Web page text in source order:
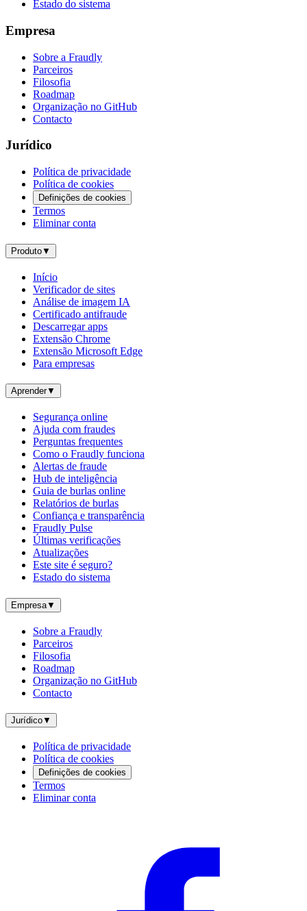
Estado do sistema
Empresa
Sobre a Fraudly
Parceiros
Filosofia
Roadmap
Organização no GitHub
Contacto
Jurídico
Política de privacidade
Política de cookies
Definições de cookies
Termos
Eliminar conta
Produto▼
Início
Verificador de sites
Análise de imagem IA
Certificado antifraude
Descarregar apps
Extensão Chrome
Extensão Microsoft Edge
Para empresas
Aprender▼
Segurança online
Ajuda com fraudes
Perguntas frequentes
Como o Fraudly funciona
Alertas de fraude
Hub de inteligência
Guia de burlas online
Relatórios de burlas
Confiança e transparência
Fraudly Pulse
Últimas verificações
Atualizações
Este site é seguro?
Estado do sistema
Empresa▼
Sobre a Fraudly
Parceiros
Filosofia
Roadmap
Organização no GitHub
Contacto
Jurídico▼
Política de privacidade
Política de cookies
Definições de cookies
Termos
Eliminar conta